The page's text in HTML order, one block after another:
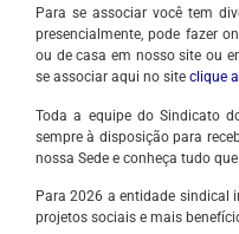
Para se associar você tem
presencialmente, pode fazer
ou de casa em nosso site ou
se associar aqui no site clique
Toda a equipe do Sindicato
sempre à disposição para
nossa Sede e conheça tudo
Para 2026 a entidade sindical
projetos sociais e mais